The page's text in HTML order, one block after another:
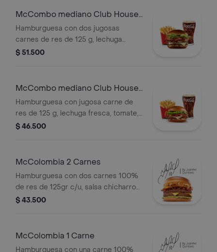
elegir.
McCombo mediano Club House
2 Carnes
Hamburguesa con dos jugosas
carnes de res de 125 g, lechuga
fresca, tomate, cebolla grillada,
suave tipo Brioche. Acompañada de
mediana a elección.
$ 51.500
McCombo mediano Club House 1
Carne
Hamburguesa con jugosa carne de
res de 125 g, lechuga fresca, tomate,
cebolla grillada, tocineta ahumada,
Acompañada de papas fritas
elección.
$ 46.500
McColombia 2 Carnes
Hamburguesa con dos carnes 100%
de res de 125gr c/u, salsa chicharron,
cebolla crispy, tajada de platano,
$ 43.500
McColombia 1 Carne
Hamburguesa con una carne 100%